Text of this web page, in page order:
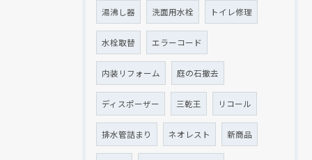
湯沸し器 洗面用水栓 トイレ修理
水栓取替 エラーコード
内装リフォーム 庭の石撤去
ディスポーザー 三乾王 リコール
排水管詰まり ネオレスト 新商品